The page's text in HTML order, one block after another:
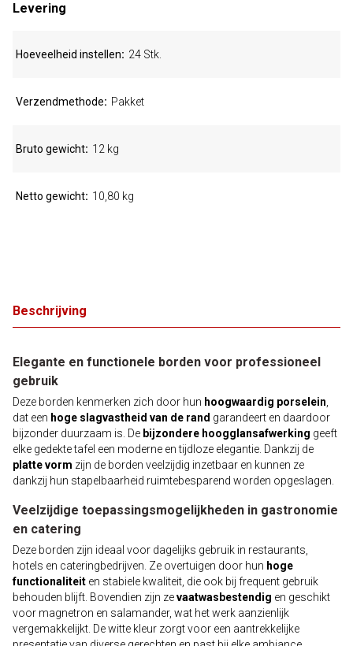
Beschrijving
Elegante en functionele borden voor professioneel
gebruik
Deze borden kenmerken zich door hun hoogwaardig porselein
dat een hoge slagvastheid van de rand garandeert en daardoor
bijzonder duurzaam is. De bijzondere hoogglansafwerking geeft
elke gedekte tafel een moderne en tijdloze elegantie. Dankzij de
platte vorm zijn de borden veelzijdig inzetbaar en kunnen ze
dankzij hun stapelbaarheid ruimtebesparend worden opgeslagen.
Veelzijdige toepassingsmogelijkheden in gastronomie
en catering
Deze borden zijn ideaal voor dagelijks gebruik in restaurants,
hotels en cateringbedrijven. Ze overtuigen door hun hoge
functionaliteit en stabiele kwaliteit, die ook bij frequent gebruik
behouden blijft. Bovendien zijn zevaatwasbestendig en geschikt
voor magnetron en salamander, wat het werk aanzienlijk
vergemakkelijkt. De witte kleur zorgt voor een aantrekkelijke
Levering
Hoeveelheid instellen 24 Stk.
Verzendmethode Pakket
Bruto gewicht 12 kg
Netto gewicht 10,80 kg